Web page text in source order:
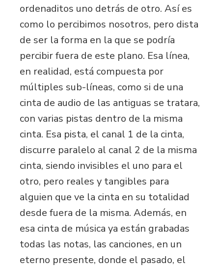
ordenaditos uno detrás de otro. Así es
como lo percibimos nosotros, pero dista
de ser la forma en la que se podría
percibir fuera de este plano. Esa línea,
en realidad, está compuesta por
múltiples sub-líneas, como si de una
cinta de audio de las antiguas se tratara,
con varias pistas dentro de la misma
cinta. Esa pista, el canal 1 de la cinta,
discurre paralelo al canal 2 de la misma
cinta, siendo invisibles el uno para el
otro, pero reales y tangibles para
alguien que ve la cinta en su totalidad
desde fuera de la misma. Además, en
esa cinta de música ya están grabadas
todas las notas, las canciones, en un
eterno presente, donde el pasado, el